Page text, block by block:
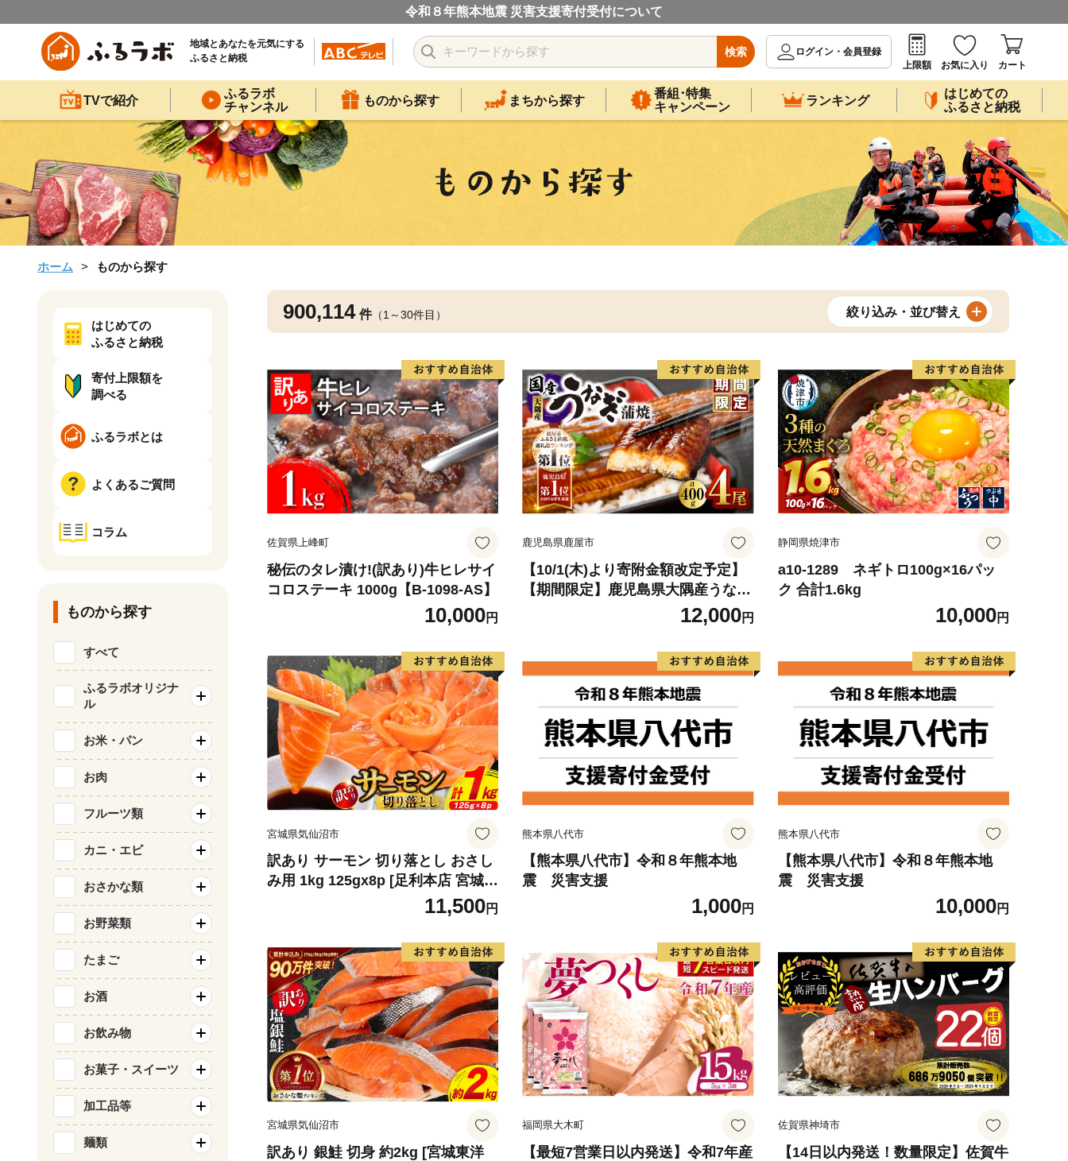
令和８年熊本地震 災害支援寄付受付について
地域とあなたを元気にする
ふるさと納税
検索
ログイン・会員登録
上限額
お気に入り カート
TVで紹介
ふるラボ
チャンネル
ものから探す まちから探す
番組･特集
キャンペーン
ランキング
はじめての
ふるさと納税
ホーム ものから探す
900,114 件（1～30件目） 絞り込み・並び替え
佐賀県上峰町
秘伝のタレ漬け!(訳あり)牛ヒレサイ
コロステーキ 1000g【B-1098-AS】
10,000円
鹿児島県鹿屋市
【10/1(木)より寄附金額改定予定】
【期間限定】鹿児島県大隅産うなぎ
蒲焼4尾（400g） KN007-023
12,000円
静岡県焼津市
a10-1289 ネギトロ100g×16パッ
ク 合計1.6kg
10,000円
宮城県気仙沼市
訳あり サーモン 切り落とし おさし
み用 1kg 125gx8p [足利本店 宮城県
気仙沼市 20564313] 魚 魚介類 鮭 お
刺し身 刺し身 刺身 生 生食 個包装
チリ銀鮭 銀鮭 海鮮 海鮮丼 魚介
11,500円
熊本県八代市
【熊本県八代市】令和８年熊本地
震 災害支援
1,000円
熊本県八代市
【熊本県八代市】令和８年熊本地
震 災害支援
10,000円
宮城県気仙沼市
訳あり 銀鮭 切身 約2kg [宮城東洋
福岡県大木町
【最短7営業日以内発送】令和7年産
佐賀県神埼市
【14日以内発送！数量限定】佐賀牛
はじめての
ふるさと納税
寄付上限額を
調べる
ふるラボとは
よくあるご質問
コラム
ものから探す
すべて
ふるラボオリジナ
ル
お米・パン
お肉
フルーツ類
カニ・エビ
おさかな類
お野菜類
たまご
お酒
お飲み物
お菓子・スイーツ
加工品等
麺類